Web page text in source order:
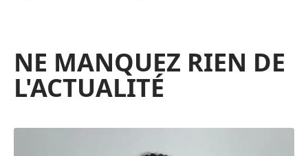
NE MANQUEZ RIEN DE
L'ACTUALITÉ